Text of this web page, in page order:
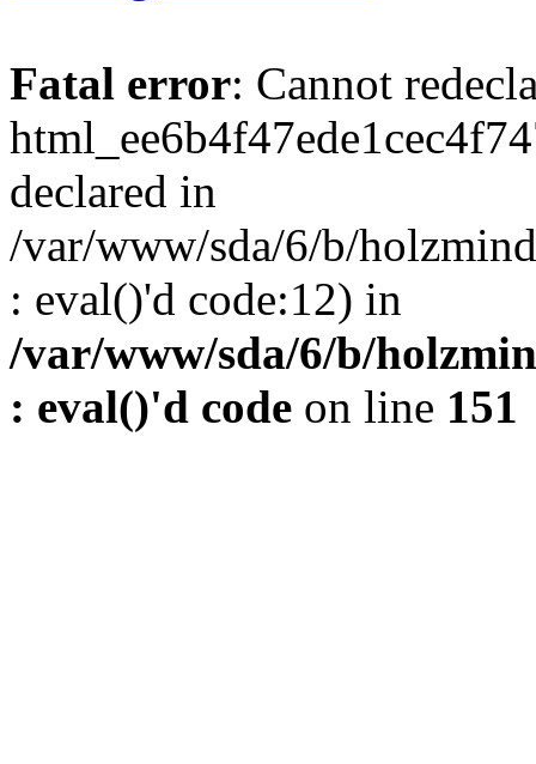
Fatal error: Cannot
declared in
/var/www/sda/6/b/
: eval()'d code:12) in
/var/www/sda/6/b/
: eval()'d code on line 151